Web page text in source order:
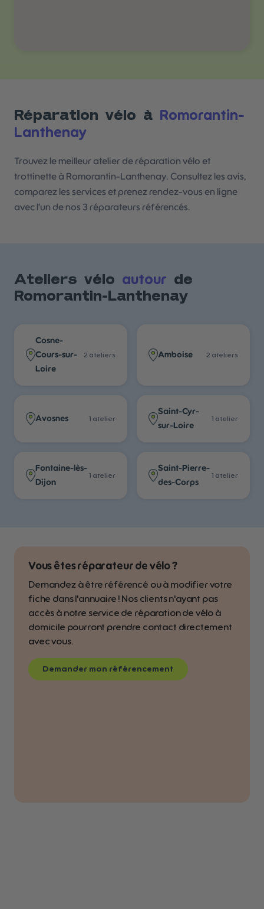
Réparation vélo à
Romorantin-
Lanthenay
Trouvez le meilleur atelier de réparation vélo et
trottinette à Romorantin-Lanthenay. Consultez les avis,
comparez les services et prenez rendez-vous en ligne
avec l'un de nos 3 réparateurs référencés.
Ateliers vélo autour de
Romorantin-Lanthenay
Cosne-
Cours-sur-
Loire
2 ateliers Amboise 2 ateliers
Avosnes 1 atelier
Saint-Cyr-
sur-Loire
1 atelier
Fontaine-lès-
Dijon
1 atelier
Saint-Pierre-
des-Corps
1 atelier
Vous êtes réparateur de vélo ?
Demandez à être référencé ou à modifier votre
fiche dans l'annuaire ! Nos clients n'ayant pas
accès à notre service de réparation de vélo à
domicile pourront prendre contact directement
avec vous.
Demander mon référencement